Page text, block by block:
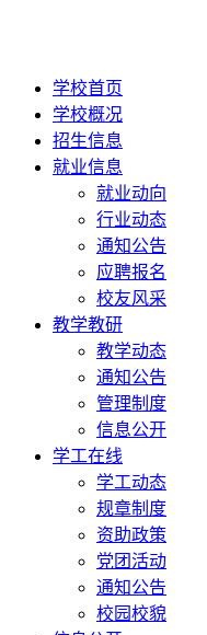
学校首页
学校概况
招生信息
就业信息
就业动向
行业动态
通知公告
应聘报名
校友风采
教学教研
教学动态
通知公告
管理制度
信息公开
学工在线
学工动态
规章制度
资助政策
党团活动
通知公告
校园校貌